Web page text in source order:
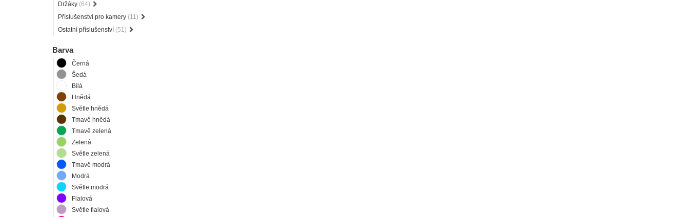
Držáky (64)
Příslušenství pro kamery (11)
Ostatní příslušenství (51)
Barva
Černá
Šedá
Bílá
Hnědá
Světle hnědá
Tmavě hnědá
Tmavě zelená
Zelená
Světle zelená
Tmavě modrá
Modrá
Světle modrá
Fialová
Světle fialová